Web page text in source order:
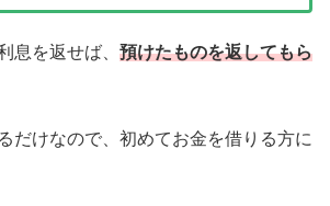
息を返せば、 預けたものを返してもら
だけなので、初めてお金を借りる方に